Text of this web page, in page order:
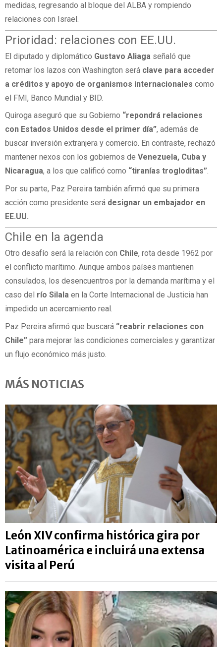
medidas, regresando al bloque del ALBA y rompiendo
relaciones con Israel.
Prioridad: relaciones con EE.UU.
El diputado y diplomático Gustavo Aliaga señaló que
retomar los lazos con Washington será clave para acceder
a créditos y apoyo de organismos internacionales como
el FMI, Banco Mundial y BID.
Quiroga aseguró que su Gobierno “repondrá relaciones
con Estados Unidos desde el primer día”, además de
buscar inversión extranjera y comercio. En contraste, rechazó
mantener nexos con los gobiernos de Venezuela, Cuba y
Nicaragua, a los que calificó como “tiranías trogloditas”.
Por su parte, Paz Pereira también afirmó que su primera
acción como presidente será designar un embajador en
EE.UU.
Chile en la agenda
Otro desafío será la relación con Chile, rota desde 1962 por
el conflicto marítimo. Aunque ambos países mantienen
consulados, los desencuentros por la demanda marítima y el
caso del río Silala en la Corte Internacional de Justicia han
impedido un acercamiento real.
Paz Pereira afirmó que buscará “reabrir relaciones con
Chile” para mejorar las condiciones comerciales y garantizar
un flujo económico más justo.
MÁS NOTICIAS
León XIV confirma histórica gira por
Latinoamérica e incluirá una extensa
visita al Perú